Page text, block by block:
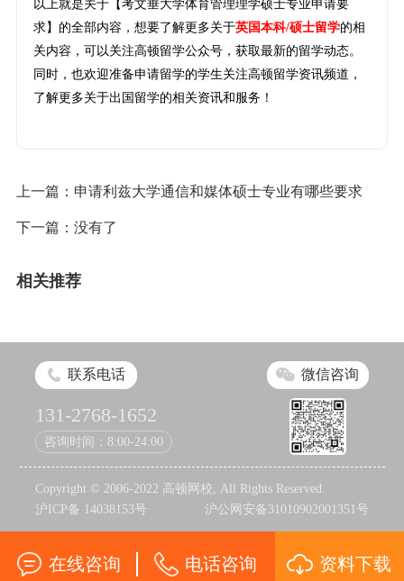
以上就是关于【考文垂大学体育管理理学硕士专业申请要
求】的全部内容，想要了解更多关于英国本科/硕士留学的相
关内容，可以关注高顿留学公众号，获取最新的留学动态。
同时，也欢迎准备申请留学的学生关注高顿留学资讯频道，
了解更多关于出国留学的相关资讯和服务！
上一篇： 申请利兹大学通信和媒体硕士专业有哪些要求
下一篇：没有了
相关推荐
联系电话
131-2768-1652
咨询时间：8:00-24:00
微信咨询
Copyright © 2006-2022 高顿网校, All Rights Reserved.
沪ICP备 14038153号
沪公网安备31010902001351号
在线咨询 电话咨询 资料下载